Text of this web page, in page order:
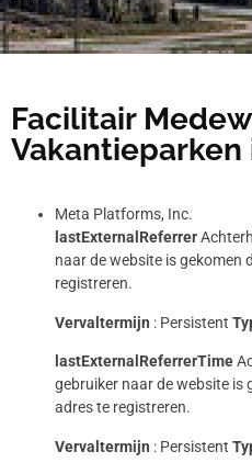
Facilitair
Vakantieparken
Meta Platforms, Inc.
lastExternalReferrer
naar de website is gekomen
registreren.
Vervaltermijn : Persistent
lastExternalReferrerTime
gebruiker naar de website is
adres te registreren.
Vervaltermijn : Persistent